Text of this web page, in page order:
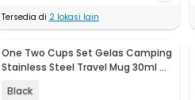
Tersedia di 2lokasi lain
One Two Cups Set Gelas Camping
Stainless Steel Travel Mug 30ml 4
Black